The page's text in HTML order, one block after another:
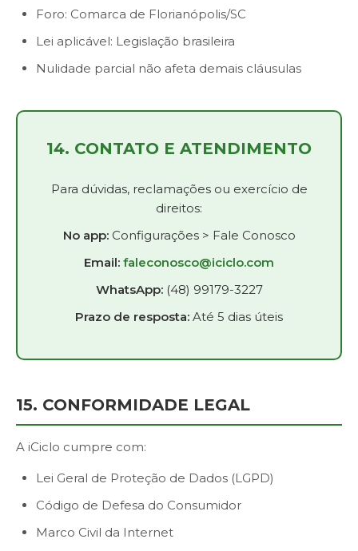
Foro: Comarca de Florianópolis/SC
Lei aplicável: Legislação brasileira
Nulidade parcial não afeta demais cláusulas
14. CONTATO E ATENDIMENTO
Para dúvidas, reclamações ou exercício de
direitos:
No app:Configurações > Fale Conosco
Email: faleconosco@iciclo.com
WhatsApp:(48) 99179-3227
Prazo de resposta: Até 5 dias úteis
15. CONFORMIDADE LEGAL
A iCiclo cumpre com:
Lei Geral de Proteção de Dados (LGPD)
Código de Defesa do Consumidor
Marco Civil da Internet